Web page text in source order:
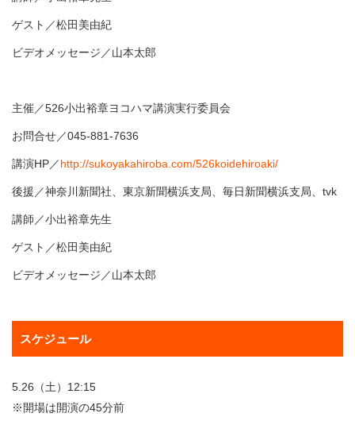
ゲスト／松田美由紀
ビデオメッセージ／山本太郎
主催／526小出裕章ヨコハマ講演実行委員会
お問合せ／045-881-7636
講演HP／http://sukoyakahiroba.com/526koidehiroaki/
後援／神奈川新聞社、東京新聞横浜支局、毎日新聞横浜支局、tvk
講師／小出裕章先生
ゲスト／松田美由紀
ビデオメッセージ／山本太郎
スケジュール
5.26（土）12:15
※開場は開演の45分前